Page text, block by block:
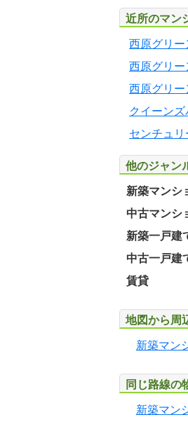
近所のマン
西原グリー
西原グリー
西原グリ
クイーン
センチュリ
他のジャン
新築マンシ
中古マンシ
新築一戸建
中古一戸建
賃貸
地図から周
新築マン
同じ路線の
新築マン